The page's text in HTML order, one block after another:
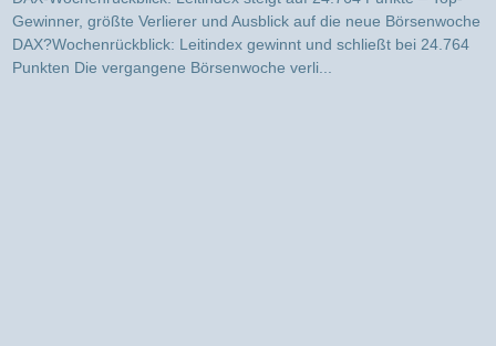
Gewinner, größte Verlierer und Ausblick auf die neue Börsenwoche
DAX?Wochenrückblick: Leitindex gewinnt und schließt bei 24.764
Punkten Die vergangene Börsenwoche verli...